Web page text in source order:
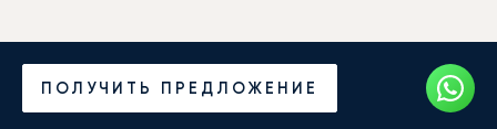
ПОЛУЧИТЬ ПРЕДЛОЖЕНИЕ
Частный джет в
аэропорт Гроссето